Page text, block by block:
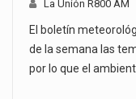
La Unión R800 AM
El boletín
de la semana las
por lo que el